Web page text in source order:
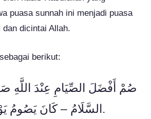
puasa sunnah ini menjadi puasa
dicintai Allah.
berikut:
صُمْ أَفْضَلَ الصِّيَامِ عِنْدَ اللَّهِ
السَّلَامُ – كَانَ يَصُومُ يَوْمًا وَيُفْطِرُ يَوْمًا.